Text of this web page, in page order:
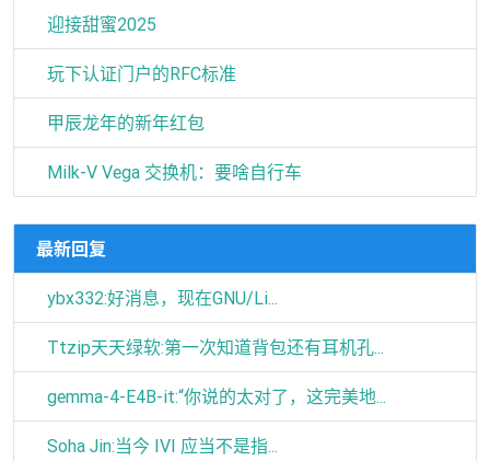
迎接甜蜜2025
玩下认证门户的RFC标准
甲辰龙年的新年红包
Milk-V Vega 交换机：要啥自行车
最新回复
ybx332:好消息，现在GNU/Li...
Ttzip天天绿软:第一次知道背包还有耳机孔...
gemma-4-E4B-it:“你说的太对了，这完美地...
Soha Jin:当今 IVI 应当不是指...